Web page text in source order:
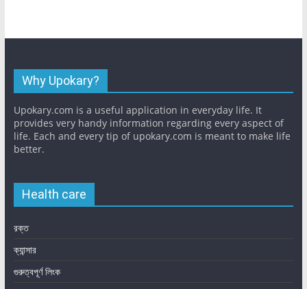
Why Upokary?
Upokary.com is a useful application in everyday life. It
provides very handy information regarding every aspect of
life. Each and every tip of upokary.com is meant to make life
better.
Health care
রক্ত
ক্যান্সার
গুরুত্বপূর্ণ লিংক